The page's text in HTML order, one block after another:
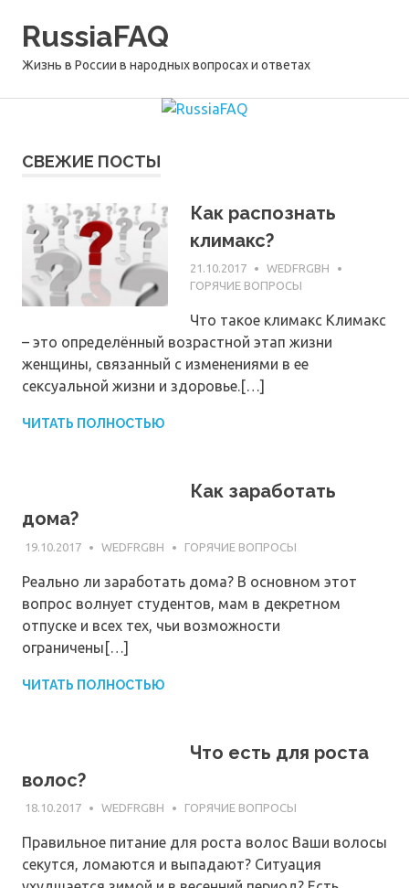
RussiaFAQ
Жизнь в России в народных вопросах и ответах
СВЕЖИЕ ПОСТЫ
Как распознать
климакс?
21.10.2017
WEDFRGBH
ГОРЯЧИЕ ВОПРОСЫ
Что такое климакс Климакс
– это определённый возрастной этап жизни
женщины, связанный с изменениями в ее
сексуальной жизни и здоровье.[…]
ЧИТАТЬ ПОЛНОСТЬЮ
Как заработать
дома?
19.10.2017 WEDFRGBH ГОРЯЧИЕ ВОПРОСЫ
Реально ли заработать дома? В основном этот
вопрос волнует студентов, мам в декретном
отпуске и всех тех, чьи возможности
ограничены[…]
ЧИТАТЬ ПОЛНОСТЬЮ
Что есть для роста
волос?
18.10.2017 WEDFRGBH ГОРЯЧИЕ ВОПРОСЫ
Правильное питание для роста волос Ваши волосы
секутся, ломаются и выпадают? Ситуация